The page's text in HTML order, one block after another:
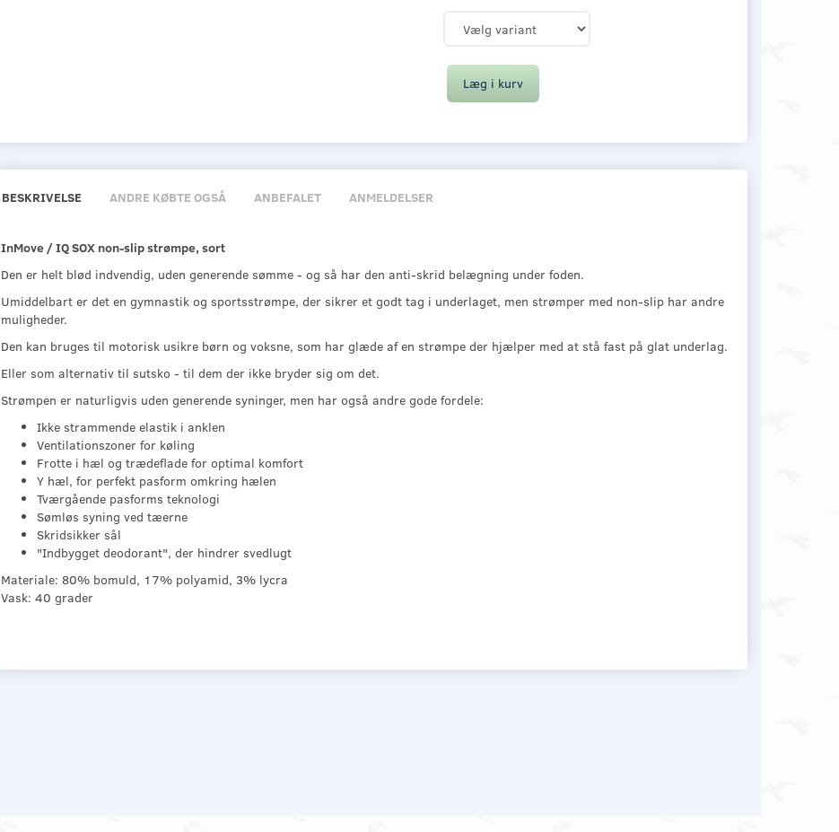
Læg i kurv
BESKRIVELSE ANDRE KØBTE OGSÅ ANBEFALET ANMELDELSER
InMove / IQ SOX non-slip strømpe, sort
Den er helt blød indvendig, uden generende sømme - og så har den anti-skrid belægning under foden.
Umiddelbart er det en gymnastik og sportsstrømpe, der sikrer et godt tag i underlaget, men strømper med non-slip har andre
muligheder.
Den kan bruges til motorisk usikre børn og voksne, som har glæde af en strømpe der hjælper med at stå fast på glat underlag.
Eller som alternativ til sutsko - til dem der ikke bryder sig om det.
Strømpen er naturligvis uden generende syninger, men har også andre gode fordele:
Ikke strammende elastik i anklen
Ventilationszoner for køling
Frotte i hæl og trædeflade for optimal komfort
Y hæl, for perfekt pasform omkring hælen
Tværgående pasforms teknologi
Sømløs syning ved tæerne
Skridsikker sål
"Indbygget deodorant", der hindrer svedlugt
Materiale: 80% bomuld, 17% polyamid, 3% lycra
Vask: 40 grader